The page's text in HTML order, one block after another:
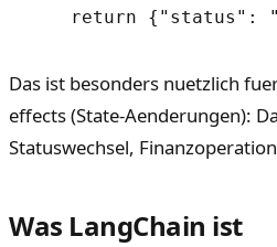
Das ist besonders nuetzlich
effects (State-Aenderungen):
Statuswechsel,
Was LangChain ist